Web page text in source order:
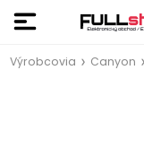
Výrobcovia Canyon